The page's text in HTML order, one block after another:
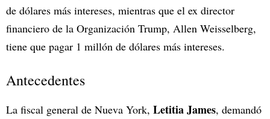
de dólares más intereses, mientras que el ex director
financiero de la Organización Trump, Allen Weisselberg,
tiene que pagar 1 millón de dólares más intereses.
Antecedentes
La fiscal general de Nueva York, Letitia James, demandó